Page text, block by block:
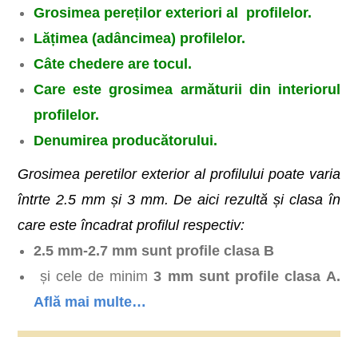
Grosimea pereților exteriori al profilelor.
Lățimea (adâncimea) profilelor.
Câte chedere are tocul.
Care este grosimea armăturii din interiorul
profilelor.
Denumirea producătorului.
Grosimea peretilor exterior al profilului poate varia
întrte 2.5 mm și 3 mm. De aici rezultă și clasa în
care este încadrat profilul respectiv:
2.5 mm-2.7 mm sunt profile clasa B
și cele de minim3 mm sunt profile clasa A.
Află mai multe…